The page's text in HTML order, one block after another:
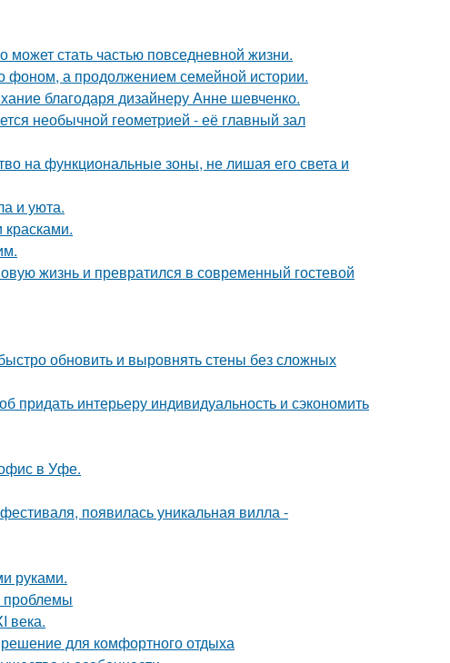
может стать частью повседневной жизни.
фоном, а продолжением семейной истории.
благодаря дизайнеру Анне шевченко.
необычной геометрией - её главный зал
на функциональные зоны, не лишая его света и
и уюта.
жизнь и превратился в современный гостевой
обновить и выровнять стены без сложных
придать интерьеру индивидуальность и сэкономить
в Уфе.
появилась уникальная вилла -
руками.
проблемы
века.
для комфортного отдыха